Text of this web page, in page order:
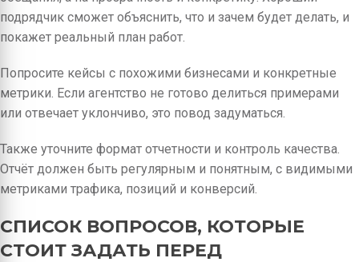
подрядчик сможет объяснить, что и зачем будет делать, и
покажет реальный план работ.
Попросите кейсы с похожими бизнесами и конкретные
метрики. Если агентство не готово делиться примерами
или отвечает уклончиво, это повод задуматься.
Также уточните формат отчетности и контроль качества.
Отчёт должен быть регулярным и понятным, с видимыми
метриками трафика, позиций и конверсий.
СПИСОК ВОПРОСОВ, КОТОРЫЕ
СТОИТ ЗАДАТЬ ПЕРЕД